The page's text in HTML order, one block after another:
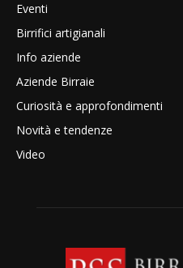
Eventi
Birrifici artigianali
Info aziende
Aziende Birraie
Curiosità e approfondimenti
Novità e tendenze
Video